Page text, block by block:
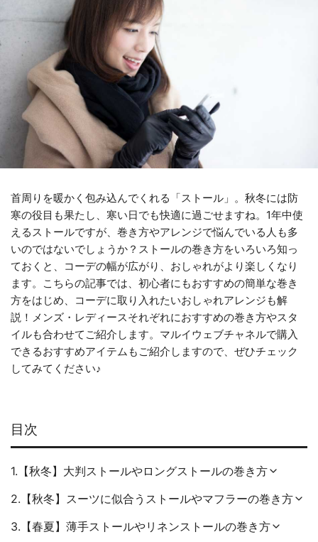
首周りを暖かく包み込んでくれる「ストール」。秋冬には防
寒の役目も果たし、寒い日でも快適に過ごせますね。1年中使
えるストールですが、巻き方やアレンジで悩んでいる人も多
いのではないでしょうか？ストールの巻き方をいろいろ知っ
ておくと、コーデの幅が広がり、おしゃれがより楽しくなり
ます。こちらの記事では、初心者にもおすすめの簡単な巻き
方をはじめ、コーデに取り入れたいおしゃれアレンジも解
説！メンズ・レディースそれぞれにおすすめの巻き方やスタ
イルも合わせてご紹介します。マルイウェブチャネルで購入
できるおすすめアイテムもご紹介しますので、ぜひチェック
してみてください♪
目次
1.【秋冬】大判ストールやロングストールの巻き方
2.【秋冬】スーツに似合うストールやマフラーの巻き方
3.【春夏】薄手ストールやリネンストールの巻き方